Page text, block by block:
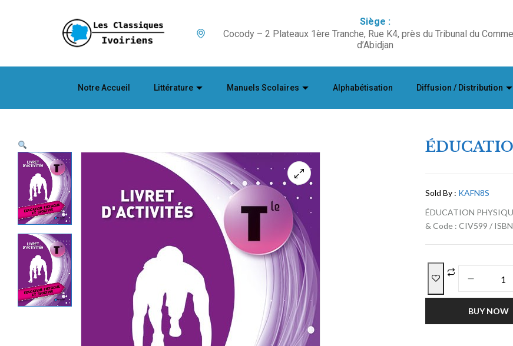
Siège :
Cocody – 2 Plateaux 1ère Tranche, Rue K4, près du Tribunal du
d’Abidjan
Notre Accueil Littérature Manuels Scolaires Alphabétisation Diffusion / Distribution
Sold By : KAFN8S
ÉDUCATION
& Code : CIV599 /
BUY NOW